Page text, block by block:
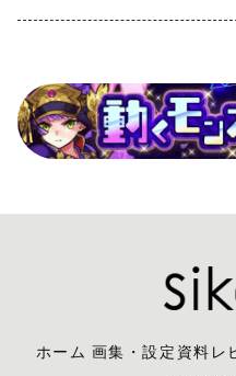
ホーム 画集・設定資料レ